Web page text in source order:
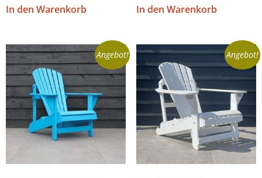
In den Warenkorb In den Warenkorb
Angebot! Angebot!